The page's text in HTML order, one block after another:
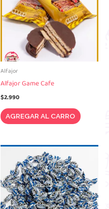
Alfajor
Alfajor Game Cafe
$2.990
AGREGAR AL CARRO